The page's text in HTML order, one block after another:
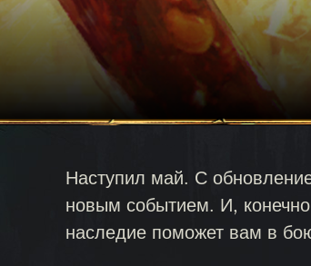
Наступил май. С
новым событием. И,
наследие поможет вам в